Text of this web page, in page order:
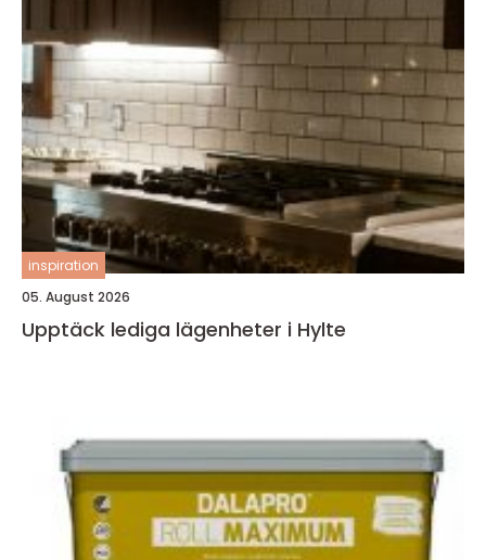
inspiration
05. August 2026
Upptäck lediga lägenheter i Hylte